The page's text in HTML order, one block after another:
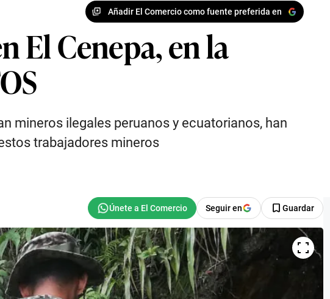
Añadir El Comercio como fuente preferida en
El Cenepa, en la
mineros ilegales peruanos y ecuatorianos, han
trabajadores mineros
Seguir en Guardar